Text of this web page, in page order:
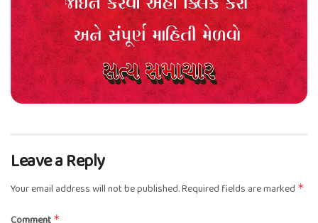
Leave a Reply
Your email address will not be published.Required fields are marked *
*